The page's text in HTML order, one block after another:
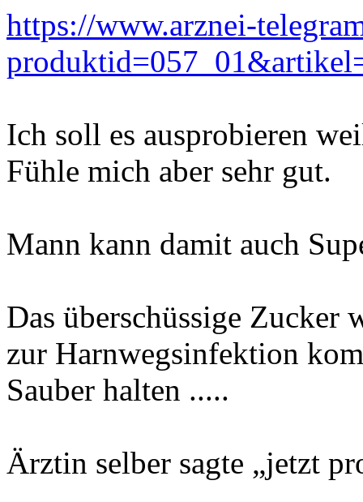
https://www.arznei-
Ich soll es ausprobieren
Fühle mich aber sehr gut.
Mann kann damit auch
Das überschüssige Zucker
zur Harnwegsinfektion
Sauber halten .....
Ärztin selber sagte „jetzt